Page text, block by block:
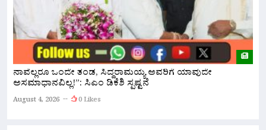
ನಾವೆಲ್ಲರೂ ಒಂದೇ ತಂಡ, ಸಿದ್ದರಾಮಯ್ಯ ಅವರಿಗೆ ಯಾವುದೇ
ಅಸಮಾಧಾನವಿಲ್ಲ!”: ಸಿಎಂ ಡಿಕೆಶಿ ಸ್ಪಷ್ಟನೆ
August 4, 2026 0 Likes